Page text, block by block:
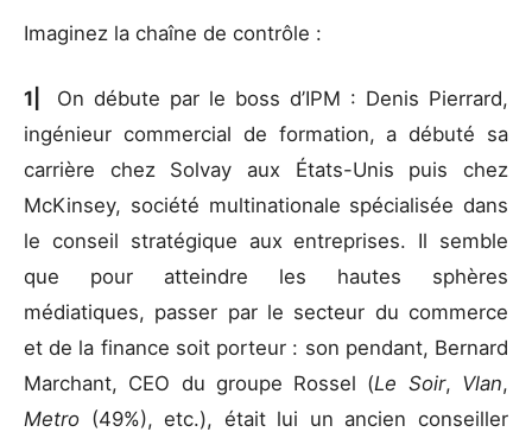
Imaginez la chaîne de contrôle :
1| On débute par le boss d’IPM : Denis Pierrard,
ingénieur commercial de formation, a débuté sa
carrière chez Solvay aux États-Unis puis chez
McKinsey, société multinationale spécialisée dans
le conseil stratégique aux entreprises. Il semble
que pour atteindre les hautes sphères
médiatiques, passer par le secteur du commerce
et de la finance soit porteur : son pendant, Bernard
Marchant, CEO du groupe Rossel (Le Soir, Vlan,
Metro (49%), etc.), était lui un ancien conseiller